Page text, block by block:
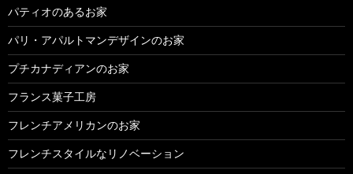
パティオのあるお家
パリ・アパルトマンデザインのお家
プチカナディアンのお家
フランス菓子工房
フレンチアメリカンのお家
フレンチスタイルなリノベーション